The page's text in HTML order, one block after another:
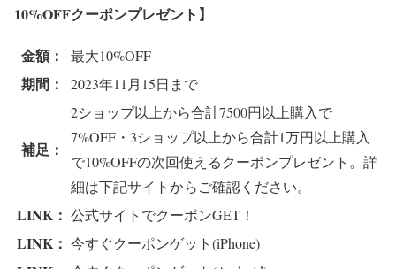
10%OFFクーポンプレゼント 】
金額： 最大10%OFF
期間： 2023年11月15日まで
補足：
2ショップ以上から合計7500円以上購入で
7%OFF・3ショップ以上から合計1万円以上購入
で10%OFFの次回使えるクーポンプレゼント。詳
細は下記サイトからご確認ください。
LINK： 公式サイトでクーポンGET！
LINK： 今すぐクーポンゲット(iPhone)